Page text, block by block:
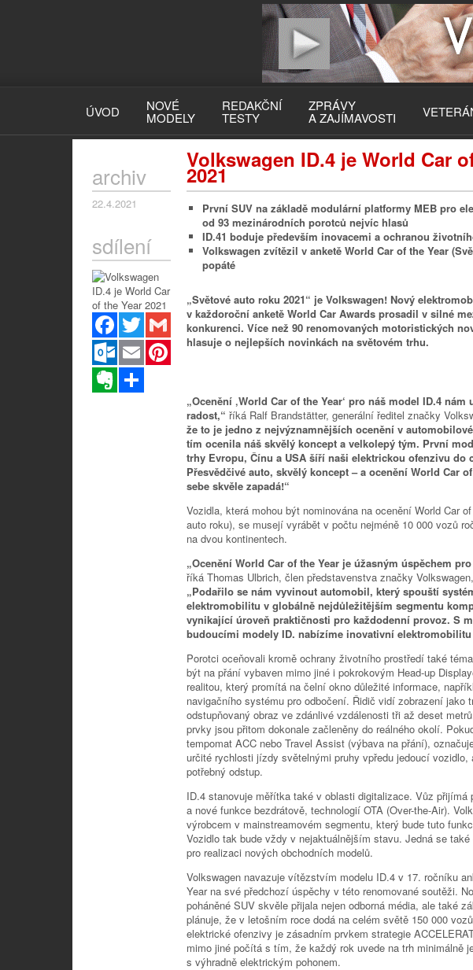
ÚVOD NOVÉ
MODELY
REDAKČNÍ
TESTY
ZPRÁVY
A ZAJÍMAVOSTI
Volkswagen ID.4 je World Car
2021
archiv
22.4.2021
sdílení
Facebook
Twitter
Gmail
Outlook.com
Email
Pinterest
Evernote
První SUV na základě modulární platformy MEB pro
od 93 mezinárodních porotců nejvíc hlasů
ID.41 boduje především inovacemi a ochranou
Volkswagen zvítězil v anketě World Car of the Year
popáté
„Světové auto roku 2021“ je Volkswagen! Nový
v každoroční anketě World Car Awards prosadil v silné
konkurenci. Více než 90 renomovaných motoristických
hlasuje o nejlepších novinkách na světovém trhu.
„Ocenění ‚World Car of the Year‘ pro náš model ID.4
radost,“ říká Ralf Brandstätter, generální ředitel značky
že to je jedno z nejvýznamnějších ocenění v
tím ocenila náš skvělý koncept a velkolepý tým. První
trhy Evropu, Čínu a USA šíří naši elektrickou ofenzivu do
Přesvědčivé auto, skvělý koncept – a ocenění World Car
sebe skvěle zapadá!“
Vozidla, která mohou být nominována na ocenění World Car
auto roku), se musejí vyrábět v počtu nejméně 10 000 vozů
na dvou kontinentech.
„Ocenění World Car of the Year je úžasným úspěchem
říká Thomas Ulbrich, člen představenstva značky
„Podařilo se nám vyvinout automobil, který spouští
elektromobilitu v globálně nejdůležitějším segmentu
vynikající úroveň praktičnosti pro každodenní provoz. S
budoucími modely ID. nabízíme inovativní elektromobilitu
Porotci oceňovali kromě ochrany životního prostředí také
být na přání vybaven mimo jiné i pokrokovým Head-up
realitou, který promítá na čelní okno důležité informace,
navigačního systému pro odbočení. Řidič vidí zobrazení jako
odstupňovaný obraz ve zdánlivé vzdálenosti tři až deset
prvky jsou přitom dokonale začleněny do reálného okolí.
tempomat ACC nebo Travel Assist (výbava na přání),
určité rychlosti jízdy světelnými pruhy vpředu jedoucí vozidlo,
potřebný odstup.
ID.4 stanovuje měřítka také v oblasti digitalizace. Vůz přijímá
a nové funkce bezdrátově, technologií OTA (Over-the-Air).
výrobcem v mainstreamovém segmentu, který bude tuto
Vozidlo tak bude vždy v nejaktuálnějším stavu. Jedná se
pro realizaci nových obchodních modelů.
Volkswagen navazuje vítězstvím modelu ID.4 v 17. ročníku
Year na své předchozí úspěchy v této renomované soutěži.
poháněné SUV skvěle přijala nejen odborná média, ale také
plánuje, že v letošním roce dodá na celém světě 150 000
elektrické ofenzivy je zásadním prvkem strategie
mimo jiné počítá s tím, že každý rok uvede na trh minimálně
s výhradně elektrickým pohonem.